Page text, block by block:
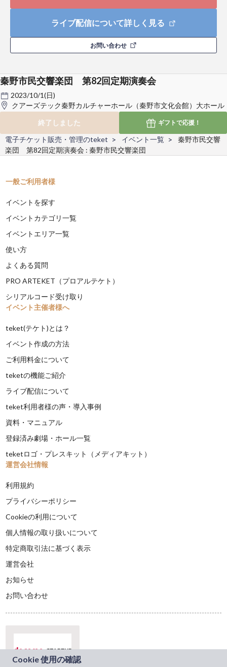
ライブ配信について詳しく見る
お問い合わせ
秦野市民交響楽団 第82回定期演奏会
2023/10/1(日)
クアーズテック秦野カルチャーホール（秦野市文化会館）大ホール
終了しました
ギフトで応援！
電子チケット販売・管理のteket イベント一覧
秦野市民交響
楽団 第82回定期演奏会 : 秦野市民交響楽団
一般ご利用者様
イベントを探す
イベントカテゴリ一覧
イベントエリア一覧
使い方
よくある質問
PRO ARTEKET（プロアルテケト）
シリアルコード受け取り
イベント主催者様へ
teket(テケト)とは？
イベント作成の方法
ご利用料金について
teketの機能ご紹介
ライブ配信について
teket利用者様の声・導入事例
資料・マニュアル
登録済み劇場・ホール一覧
teketロゴ・プレスキット（メディアキット）
運営会社情報
利用規約
プライバシーポリシー
Cookieの利用について
個人情報の取り扱いについて
特定商取引法に基づく表示
運営会社
お知らせ
お問い合わせ